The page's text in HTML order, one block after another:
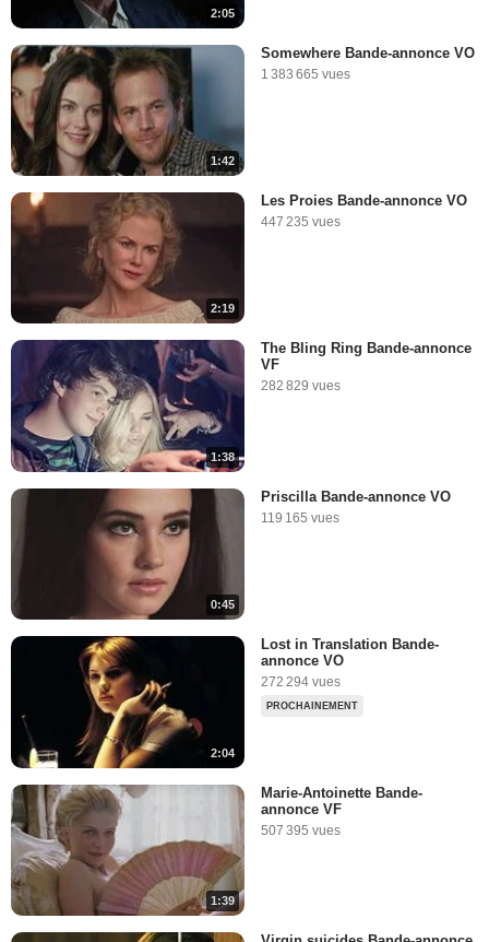
2:05
1:42
Somewhere Bande-annonce VO
1 383 665 vues
2:19
Les Proies Bande-annonce VO
447 235 vues
1:38
The Bling Ring Bande-annonce
VF
282 829 vues
0:45
Priscilla Bande-annonce VO
119 165 vues
2:04
Lost in Translation Bande-
annonce VO
272 294 vues
PROCHAINEMENT
1:39
Marie-Antoinette Bande-
annonce VF
507 395 vues